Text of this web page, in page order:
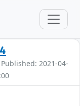
2021-04-